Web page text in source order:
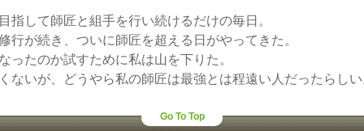
指して師匠と組手を行い続けるだけの毎日。
行が続き、ついに師匠を超える日がやってきた。
ったのか試すために私は山を下りた。
ないが、どうやら私の師匠は最強とは程遠い人だったらし
Go To Top